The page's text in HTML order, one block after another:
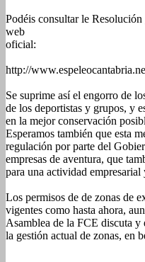
Podéis consultar le
web
oficial:
http://
Se suprime así el engorro de
de los deportistas y grupos, y
en la mejor conservación
Esperamos también que esta
regulación por parte del
empresas de aventura, que
para una actividad
Los permisos de de zonas de
vigentes como hasta ahora,
Asamblea de la FCE discuta y
la gestión actual de zonas, en